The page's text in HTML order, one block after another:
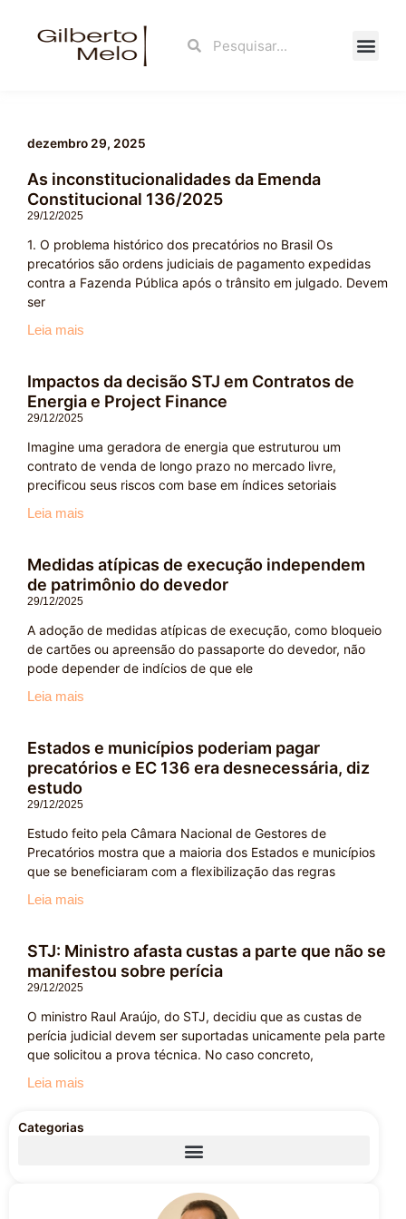
Search
dezembro 29, 2025
As inconstitucionalidades da Emenda
Constitucional 136/2025
29/12/2025
1. O problema histórico dos precatórios no Brasil Os
precatórios são ordens judiciais de pagamento expedidas
contra a Fazenda Pública após o trânsito em julgado. Devem
ser
Leia mais
Impactos da decisão STJ em Contratos de
Energia e Project Finance
29/12/2025
Imagine uma geradora de energia que estruturou um
contrato de venda de longo prazo no mercado livre,
precificou seus riscos com base em índices setoriais
Leia mais
Medidas atípicas de execução independem
de patrimônio do devedor
29/12/2025
A adoção de medidas atípicas de execução, como bloqueio
de cartões ou apreensão do passaporte do devedor, não
pode depender de indícios de que ele
Leia mais
Estados e municípios poderiam pagar
precatórios e EC 136 era desnecessária, diz
estudo
29/12/2025
Estudo feito pela Câmara Nacional de Gestores de
Precatórios mostra que a maioria dos Estados e municípios
que se beneficiaram com a flexibilização das regras
Leia mais
STJ: Ministro afasta custas a parte que não se
manifestou sobre perícia
29/12/2025
O ministro Raul Araújo, do STJ, decidiu que as custas de
perícia judicial devem ser suportadas unicamente pela parte
que solicitou a prova técnica. No caso concreto,
Leia mais
Categorias